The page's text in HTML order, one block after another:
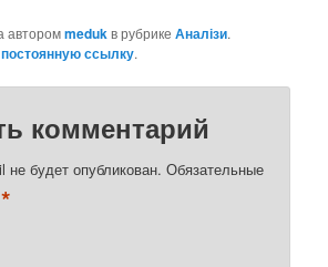
авторомmedukв рубрикеАналізи.
постоянную ссылку.
комментарий
будет опубликован. Обязательные
*